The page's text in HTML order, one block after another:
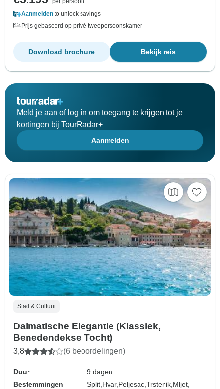
per persoon
Aanmelden to unlock savings
Prijs gebaseerd op privé tweepersoonskamer
Bekijk reis
Download brochure
Meld je aan of log in om toegang te krijgen tot je
kortingen bij TourRadar+
Aanmelden
Stad & Cultuur
Dalmatische Elegantie (Klassiek,
Benedendekse Tocht)
3,8 (6 beoordelingen)
Duur
9 dagen
Bestemmingen
Split,Hvar,Peljesac,Trstenik,Mljet,